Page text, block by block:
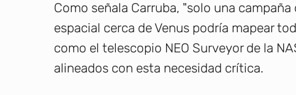
Como señala Carruba, "solo una
espacial cerca de Venus podría mapear
como el telescopio NEO Surveyor de la
alineados con esta necesidad crítica.